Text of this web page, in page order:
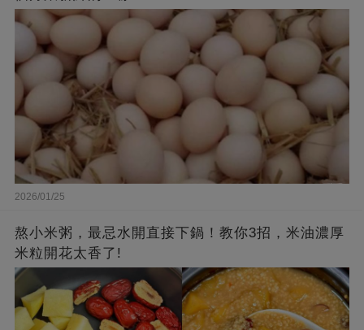
2026/01/25
熬小米粥，最忌水開直接下鍋！教你3招，米油濃厚
米粒開花太香了!